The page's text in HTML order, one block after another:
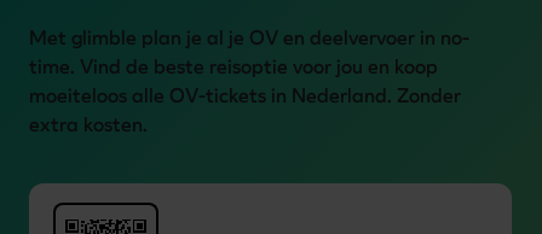
Met glimble plan je al je OV en deelvervoer in no-
time. Vind de beste reisoptie voor jou en koop
moeiteloos alle OV-tickets in Nederland. Zonder
extra kosten.